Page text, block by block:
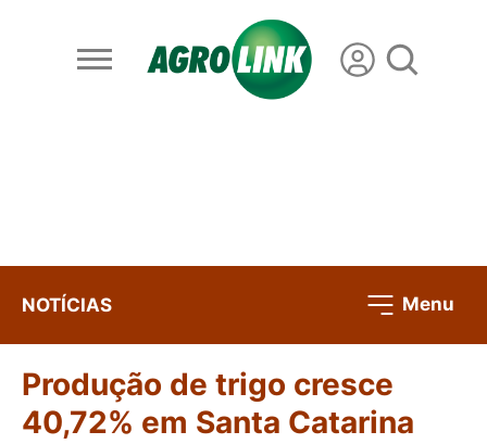
NOTÍCIAS Menu
Produção de trigo cresce
40,72% em Santa Catarina